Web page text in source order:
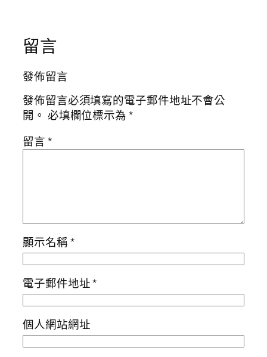
留言
發佈留言
發佈留言必須填寫的電子郵件地址不會公
開。 必填欄位標示為*
留言*
顯示名稱*
電子郵件地址*
個人網站網址